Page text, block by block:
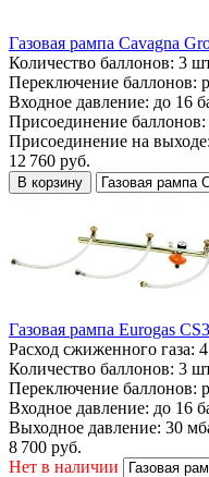
Газовая рампа Cavagna
Количество баллонов: 3
Переключение баллонов:
Входное давление: до 16
Присоединение баллонов:
Присоединение на выходе:
12 760 руб.
В корзину
Газовая рампа Eurogas
Расход сжиженного газа:
Количество баллонов: 3
Переключение баллонов:
Входное давление: до 16
Выходное давление: 30
8 700 руб.
Нет в наличии